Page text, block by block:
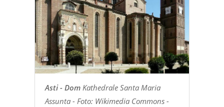
Asti - DomKathedrale Santa Maria
Assunta - Foto: Wikimedia Commons -